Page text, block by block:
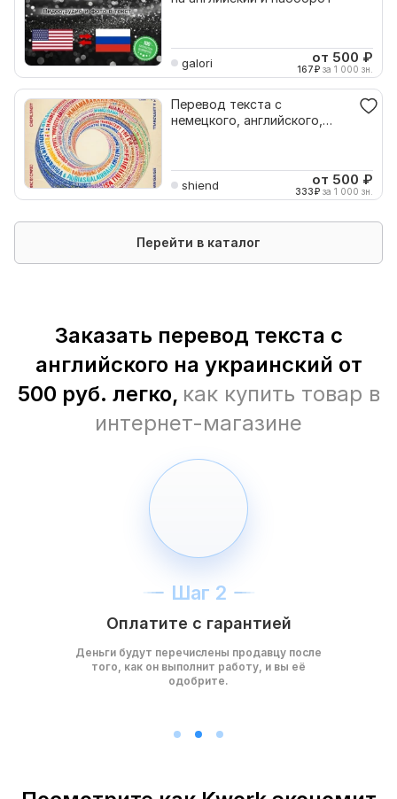
galori от 500 ₽
167₽ за 1 000 зн.
Перевод текста с
немецкого, английского,
shiend от 500 ₽
333₽ за 1 000 зн.
Перейти в каталог
Заказать перевод текста с
английского на украинский от
500 руб. легко, как купить товар в
интернет-магазине
Шаг 2
Оплатите с гарантией
Деньги будут перечислены продавцу после
того, как он выполнит работу, и вы её
одобрите.